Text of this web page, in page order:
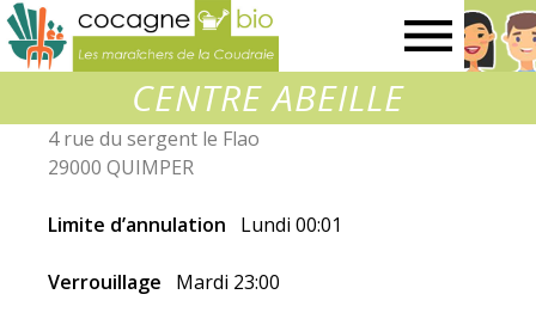
maraîchers
CENTRE ABEILLE
4 rue du sergent le Flao
29000 QUIMPER
Limite d’annulation Lundi 00:01
Verrouillage Mardi 23:00